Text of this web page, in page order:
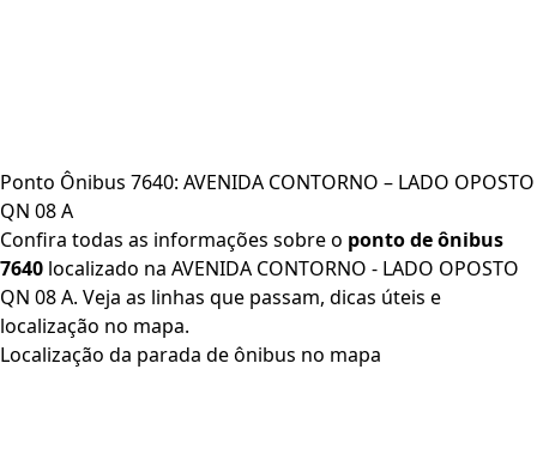
Ponto Ônibus 7640: AVENIDA CONTORNO – LADO OPOSTO
QN 08 A
Confira todas as informações sobre o ponto de ônibus
7640 localizado na AVENIDA CONTORNO - LADO OPOSTO
QN 08 A. Veja as linhas que passam, dicas úteis e
localização no mapa.
Localização da parada de ônibus no mapa